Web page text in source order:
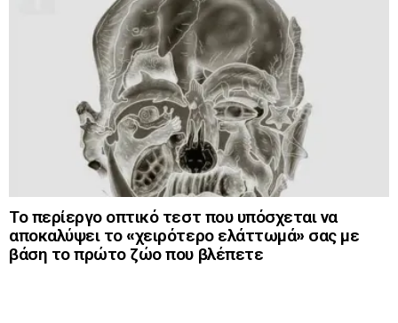
Το περίεργο οπτικό τεστ που υπόσχεται να
αποκαλύψει το «χειρότερο ελάττωμά» σας με
βάση το πρώτο ζώο που βλέπετε